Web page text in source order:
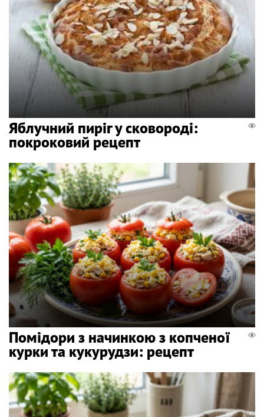
Яблучний пиріг у сковороді:
покроковий рецепт
Помідори з начинкою з копченої
курки та кукурудзи: рецепт